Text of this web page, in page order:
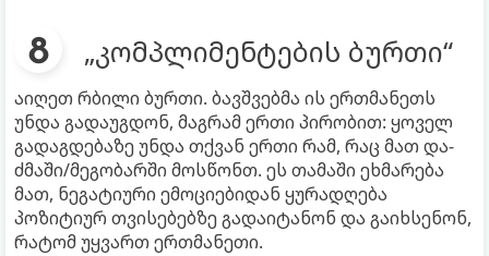
„კომპლიმენტების ბურთი“
აიღეთ რბილი ბურთი. ბავშვებმა ის ერთმანეთს
უნდა გადაუგდონ, მაგრამ ერთი პირობით: ყოველ
გადაგდებაზე უნდა თქვან ერთი რამ, რაც მათ და-
ძმაში/მეგობარში მოსწონთ. ეს თამაში ეხმარება
მათ, ნეგატიური ემოციებიდან ყურადღება
პოზიტიურ თვისებებზე გადაიტანონ და გაიხსენონ,
რატომ უყვართ ერთმანეთი.